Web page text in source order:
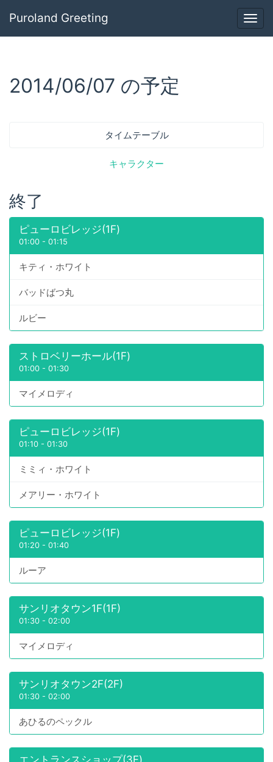
Puroland Greeting
2014/06/07 の予定
タイムテーブル
キャラクター
終了
ピューロビレッジ(1F)
01:00 - 01:15
キティ・ホワイト
バッドばつ丸
ルビー
ストロベリーホール(1F)
01:00 - 01:30
マイメロディ
ピューロビレッジ(1F)
01:10 - 01:30
ミミィ・ホワイト
メアリー・ホワイト
ピューロビレッジ(1F)
01:20 - 01:40
ルーア
サンリオタウン1F(1F)
01:30 - 02:00
マイメロディ
サンリオタウン2F(2F)
01:30 - 02:00
あひるのペックル
エントランスショップ(3F)